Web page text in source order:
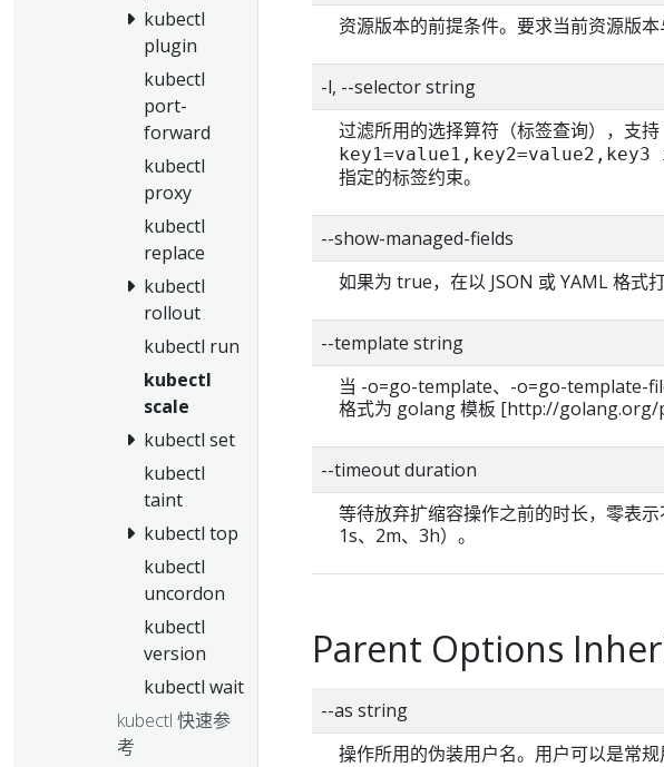
kubectl
plugin
kubectl
port-
forward
kubectl
proxy
kubectl
replace
kubectl
rollout
kubectl run
kubectl
scale
kubectl set
kubectl
taint
kubectl top
kubectl
uncordon
kubectl
version
kubectl wait
kubectl 快速参
考
资源版本的前提条件。要求当前资源版本
-l, --selector string
过滤所用的选择算符（标签查询），支
指定的标签约束。
--show-managed-fields
如果为 true，在以 JSON 或 YAML 格式
--template string
当 -o=go-template、-o=go-template-
格式为 golang 模板 [http://
--timeout duration
等待放弃扩缩容操作之前的时长，零表
1s、2m、3h）。
Parent Options
--as string
操作所用的伪装用户名。用户可以是常规